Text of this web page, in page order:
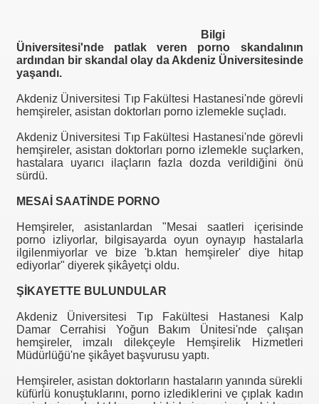
Bilgi
Üniversitesi'nde patlak veren porno skandalının
ardından bir skandal olay da Akdeniz Üniversitesinde
yaşandı.
Akdeniz Üniversitesi Tıp Fakültesi Hastanesi'nde görevli
hemşireler, asistan doktorları porno izlemekle suçladı.
Akdeniz Üniversitesi Tıp Fakültesi Hastanesi'nde görevli
hemşireler, asistan doktorları porno izlemekle suçlarken,
hastalara uyarıcı ilaçların fazla dozda verildiğini önü
sürdü.
MESAİ SAATİNDE PORNO
Hemşireler, asistanlardan "Mesai saatleri içerisinde
porno izliyorlar, bilgisayarda oyun oynayıp hastalarla
ilgilenmiyorlar ve bize 'b.ktan hemşireler' diye hitap
ediyorlar" diyerek şikâyetçi oldu.
ŞİKAYETTE BULUNDULAR
Akdeniz Üniversitesi Tıp Fakültesi Hastanesi Kalp
Damar Cerrahisi Yoğun Bakım Ünitesi'nde çalışan
hemşireler, imzalı dilekçeyle Hemşirelik Hizmetleri
Müdürlüğü'ne şikâyet başvurusu yaptı.
Hemşireler, asistan doktorların hastaların yanında sürekli
küfürlü konuştuklarını, porno izlediklerini ve çıplak kadın